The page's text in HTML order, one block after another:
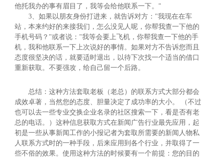
他托我办的事有眉目了，我等会给他联系一下。"
3、如果以朋友身份打进来，就告诉对方："我现在在车
站，本来约好的来接我们，怎么没见人呢，你帮我查一下他的
手机号码？"或者说："我等会要上飞机，你帮我查一下他的手
机，我和他联系一下上次说好的事情。如果对方不告诉您而且
态度很坚决的话，就要适时退出，以待下次找一个适当的借口
重新获取。不要强攻，给自己留一个后路。
总结：这种方法套取老板（老总）的联系方式大部分都会
成效卓著，当然您的态度、胆量决定了成功率的大小。 （不过
也可以去一些专业交换企业名录的社区搜索一下，看是否有老
总的电话。）这种信息获取方式在新闻广告行业最先应用，起
初是一些从事新闻工作的小报记者为套取所需要的新闻人物私
人联系方式时的一种手段，后来应用到各个行业，并取得了一
些不俗的效果。使用这种方法的时候要有一个前提：您的目的